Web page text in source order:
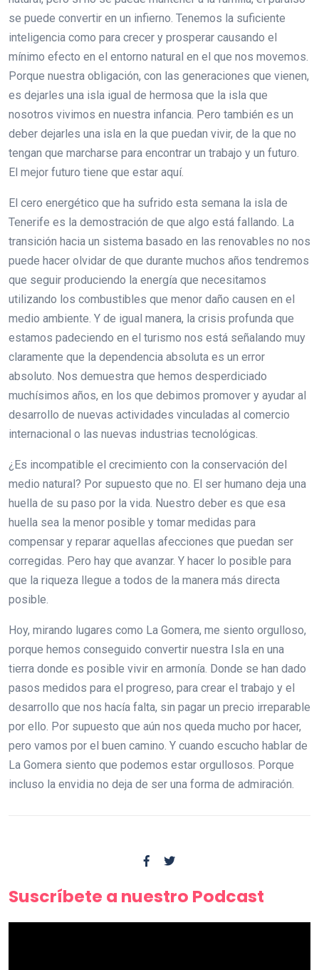
se puede convertir en un infierno. Tenemos la suficiente
inteligencia como para crecer y prosperar causando el
mínimo efecto en el entorno natural en el que nos movemos.
Porque nuestra obligación, con las generaciones que vienen,
es dejarles una isla igual de hermosa que la isla que
nosotros vivimos en nuestra infancia. Pero también es un
deber dejarles una isla en la que puedan vivir, de la que no
tengan que marcharse para encontrar un trabajo y un futuro.
El mejor futuro tiene que estar aquí.
El cero energético que ha sufrido esta semana la isla de
Tenerife es la demostración de que algo está fallando. La
transición hacia un sistema basado en las renovables no nos
puede hacer olvidar de que durante muchos años tendremos
que seguir produciendo la energía que necesitamos
utilizando los combustibles que menor daño causen en el
medio ambiente. Y de igual manera, la crisis profunda que
estamos padeciendo en el turismo nos está señalando muy
claramente que la dependencia absoluta es un error
absoluto. Nos demuestra que hemos desperdiciado
muchísimos años, en los que debimos promover y ayudar al
desarrollo de nuevas actividades vinculadas al comercio
internacional o las nuevas industrias tecnológicas.
¿Es incompatible el crecimiento con la conservación del
medio natural? Por supuesto que no. El ser humano deja una
huella de su paso por la vida. Nuestro deber es que esa
huella sea la menor posible y tomar medidas para
compensar y reparar aquellas afecciones que puedan ser
corregidas. Pero hay que avanzar. Y hacer lo posible para
que la riqueza llegue a todos de la manera más directa
posible.
Hoy, mirando lugares como La Gomera, me siento orgulloso,
porque hemos conseguido convertir nuestra Isla en una
tierra donde es posible vivir en armonía. Donde se han dado
pasos medidos para el progreso, para crear el trabajo y el
desarrollo que nos hacía falta, sin pagar un precio irreparable
por ello. Por supuesto que aún nos queda mucho por hacer,
pero vamos por el buen camino. Y cuando escucho hablar de
La Gomera siento que podemos estar orgullosos. Porque
incluso la envidia no deja de ser una forma de admiración.
Suscríbete a nuestro Podcast